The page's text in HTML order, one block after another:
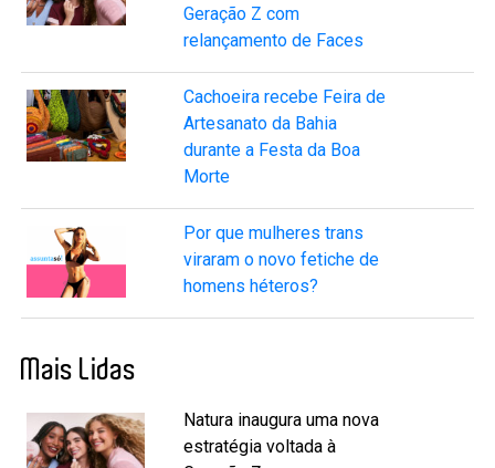
Geração Z com
relançamento de Faces
Cachoeira recebe Feira de
Artesanato da Bahia
durante a Festa da Boa
Morte
Por que mulheres trans
viraram o novo fetiche de
homens héteros?
Mais Lidas
Natura inaugura uma nova
estratégia voltada à